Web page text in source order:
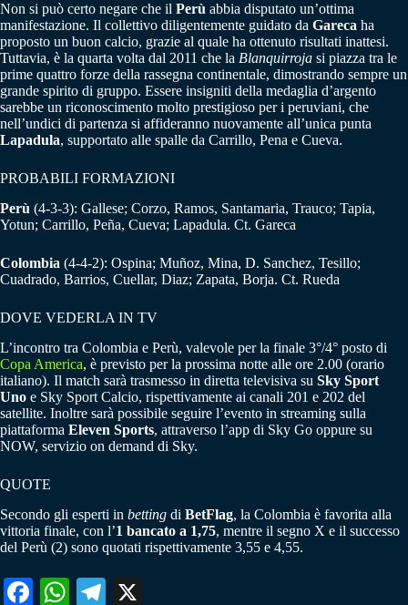
Non si può certo negare che il Perù abbia disputato un’ottima
manifestazione. Il collettivo diligentemente guidato da Gareca ha
proposto un buon calcio, grazie al quale ha ottenuto risultati inattesi.
Tuttavia, è la quarta volta dal 2011 che la Blanquirroja si piazza tra le
prime quattro forze della rassegna continentale, dimostrando sempre un
grande spirito di gruppo. Essere insigniti della medaglia d’argento
sarebbe un riconoscimento molto prestigioso per i peruviani, che
nell’undici di partenza si affideranno nuovamente all’unica punta
Lapadula, supportato alle spalle da Carrillo, Pena e Cueva.
PROBABILI FORMAZIONI
Perù (4-3-3): Gallese; Corzo, Ramos, Santamaria, Trauco; Tapia,
Yotun; Carrillo, Peña, Cueva; Lapadula. Ct. Gareca
Colombia (4-4-2): Ospina; Muñoz, Mina, D. Sanchez, Tesillo;
Cuadrado, Barrios, Cuellar, Diaz; Zapata, Borja. Ct. Rueda
DOVE VEDERLA IN TV
L’incontro tra Colombia e Perù, valevole per la finale 3°/4° posto di
Copa America, è previsto per la prossima notte alle ore 2.00 (orario
italiano). Il match sarà trasmesso in diretta televisiva su Sky Sport
Uno e Sky Sport Calcio, rispettivamente ai canali 201 e 202 del
satellite. Inoltre sarà possibile seguire l’evento in streaming sulla
piattaforma Eleven Sports, attraverso l’app di Sky Go oppure su
NOW, servizio on demand di Sky.
QUOTE
Secondo gli esperti in betting di BetFlag, la Colombia è favorita alla
vittoria finale, con l’1 bancato a 1,75, mentre il segno X e il successo
del Perù (2) sono quotati rispettivamente 3,55 e 4,55.
Fa W
Te